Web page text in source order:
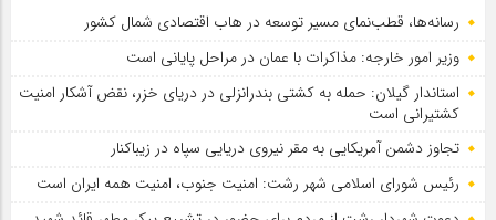
رسانه‌ها، قطب‌نمای مسیر توسعه در هاب اقتصادی شمال كشور
وزیر امور خارجه: مذاکرات با عمان در مراحل پایانی است
استاندار گیلان: حمله به کشتی بندرانزلی در دریای خزر، نقض آشکار امنیت
کشتیرانی است
تجاوز دشمن آمریکایی به مقر نیروی دریایی سپاه در زیباکنار
رئیس شورای اسلامي شهر رشت: امنیت جنوب، امنیت همه ایران است